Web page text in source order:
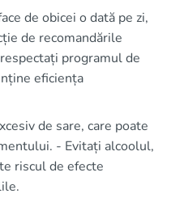
de obicei o dată pe zi,
de recomandările
programul de
eficiența
de sare, care poate
- Evitați alcoolul,
riscul de efecte